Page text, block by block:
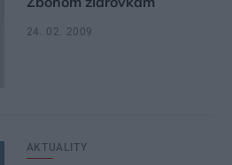
24. 02. 2009
AKTUALITY